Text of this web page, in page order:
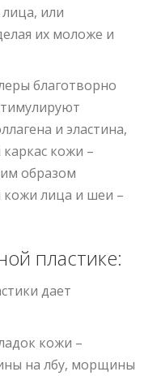
или
их моложе и
благотворно
и эластина,
кожи –
образом
кожи лица и шеи –
пластике:
дает
кожи –
на лбу, морщины